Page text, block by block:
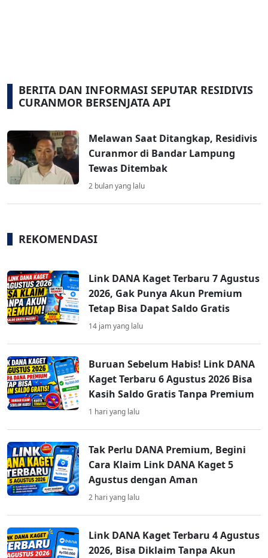
BERITA DAN INFORMASI SEPUTAR RESIDIVIS
CURANMOR BERSENJATA API
Melawan Saat Ditangkap, Residivis
Curanmor di Bandar Lampung
Tewas Ditembak
2 bulan yang lalu
REKOMENDASI
Link DANA Kaget Terbaru 7 Agustus
2026, Gak Punya Akun Premium
Tetap Bisa Dapat Saldo Gratis
14 jam yang lalu
Buruan Sebelum Habis! Link DANA
Kaget Terbaru 6 Agustus 2026 Bisa
Kasih Saldo Gratis Tanpa Premium
1 hari yang lalu
Tak Perlu DANA Premium, Begini
Cara Klaim Link DANA Kaget 5
Agustus dengan Aman
2 hari yang lalu
Link DANA Kaget Terbaru 4 Agustus
2026, Bisa Diklaim Tanpa Akun